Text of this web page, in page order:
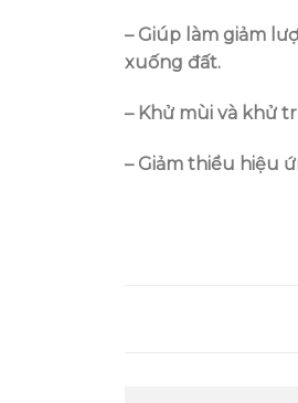
– Giúp làm giảm
xuống đất.
– Khử mùi và khử
– Giảm thiểu hiệu